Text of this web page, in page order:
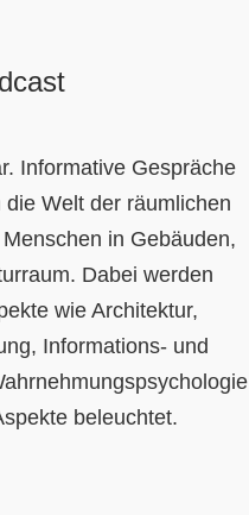
Informative Gespräche
Welt der räumlichen
in Gebäuden,
Dabei werden
wie Architektur,
Informations- und
beleuchtet.